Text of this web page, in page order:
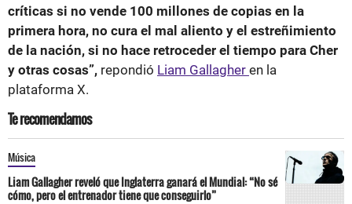
críticas si no vende 100 millones de copias en la
primera hora, no cura el mal aliento y el estreñimiento
de la nación, si no hace retroceder el tiempo para Cher
y otras cosas”, repondió Liam Gallagher en la
plataforma X.
Te recomendamos
Música
Liam Gallagher reveló que Inglaterra ganará el Mundial: “No sé
cómo, pero el entrenador tiene que conseguirlo”